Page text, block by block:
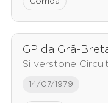
GP da Grã-
Silverstone
14/07/1979